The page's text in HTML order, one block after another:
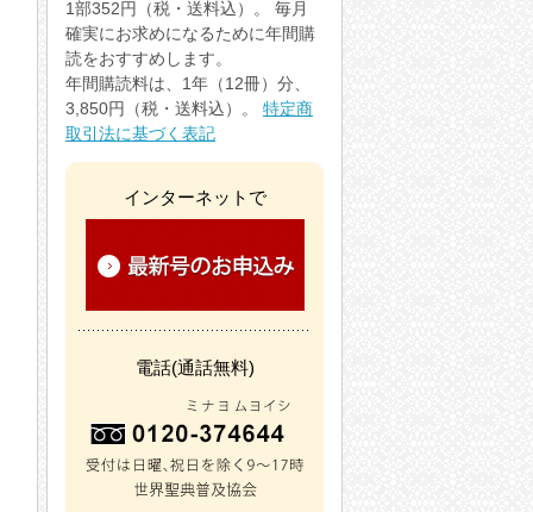
1部352円（税・送料込）。 毎月
確実にお求めになるために年間購
読をおすすめします。
年間購読料は、1年（12冊）分、
3,850円（税・送料込）。 特定商
取引法に基づく表記
インターネットで
電話(通話無料)